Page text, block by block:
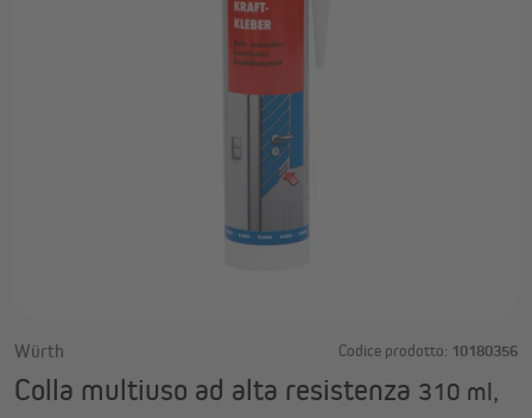
Würth Codice prodotto: 10180356
Colla multiuso ad alta resistenza 310 ml,